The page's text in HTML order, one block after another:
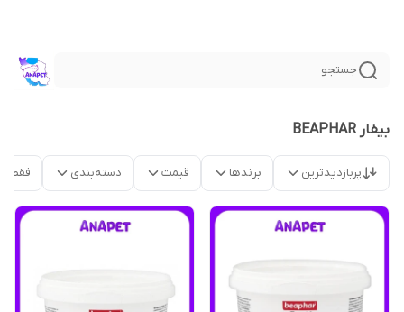
جستجو
بیفار BEAPHAR
پربازدیدترین برندها قیمت دسته‌بندی فقط